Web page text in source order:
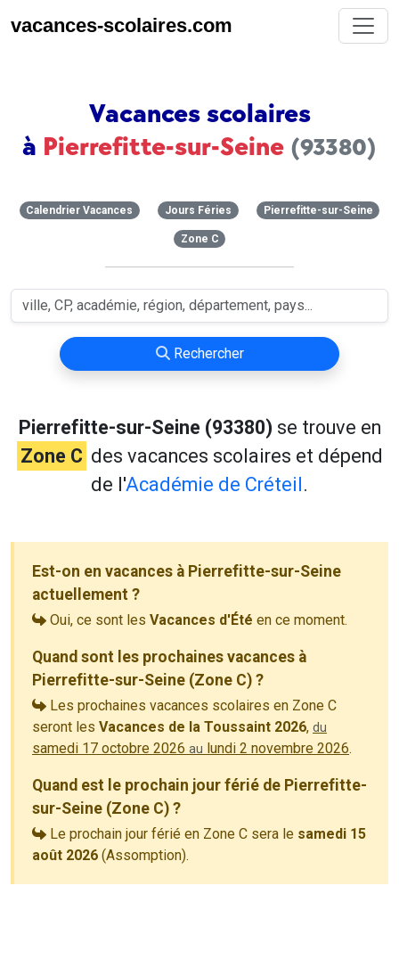
vacances-scolaires.com
Vacances scolaires
à Pierrefitte-sur-Seine (93380)
Calendrier Vacances Jours Féries Pierrefitte-sur-Seine
Zone C
Rechercher
Pierrefitte-sur-Seine (93380) se trouve en
Zone C des vacances scolaires et dépend
de l'Académie de Créteil.
Est-on en vacances à Pierrefitte-sur-Seine
actuellement ?
Oui, ce sont les Vacances d'Été en ce moment.
Quand sont les prochaines vacances à
Pierrefitte-sur-Seine (Zone C) ?
Les prochaines vacances scolaires en Zone C
seront les Vacances de la Toussaint 2026, du
samedi 17 octobre 2026 au lundi 2 novembre 2026.
Quand est le prochain jour férié de Pierrefitte-
sur-Seine (Zone C) ?
Le prochain jour férié en Zone C sera le samedi 15
août 2026 (Assomption).